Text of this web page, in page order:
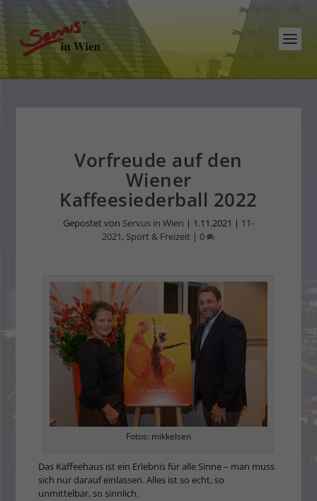
Vorfreude auf den
Wiener
Kaffeesiederball 2022
Gepostet von Servus in Wien | 1.11.2021 | 11-
2021, Sport & Freizeit | 0
Fotos: mikkelsen
Das Kaffeehaus ist ein Erlebnis für alle Sinne – man muss
sich nur darauf einlassen. Alles ist so echt, so
unmittelbar, so sinnlich.